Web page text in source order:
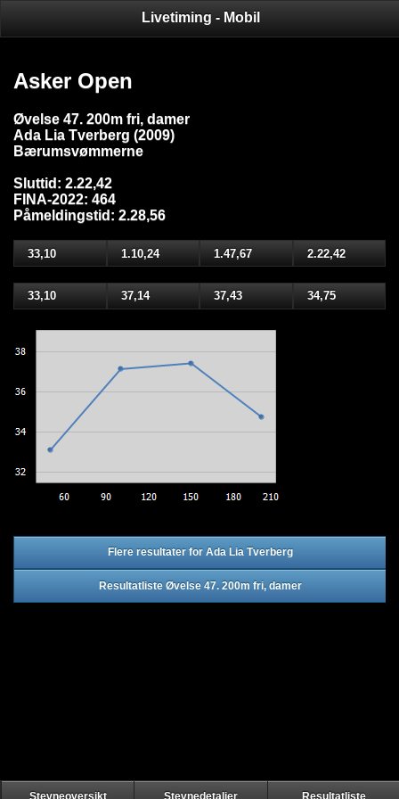
Livetiming - Mobil
Asker Open
Øvelse 47. 200m fri, damer
Ada Lia Tverberg (2009)
Bærumsvømmerne
Sluttid: 2.22,42
FINA-2022: 464
Påmeldingstid: 2.28,56
33,10 1.10,24 1.47,67 2.22,42
33,10 37,14 37,43 34,75
Flere resultater for Ada Lia Tverberg
Resultatliste Øvelse 47. 200m fri, damer
Stevneoversikt Stevnedetaljer Resultatliste